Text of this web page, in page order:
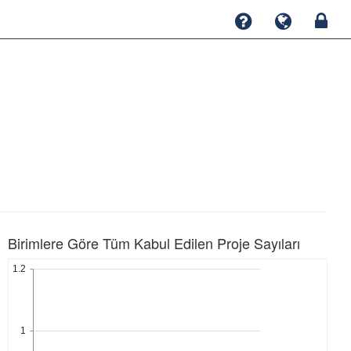
Birimlere Göre Tüm Kabul Edilen Proje Sayıları
1
1.2